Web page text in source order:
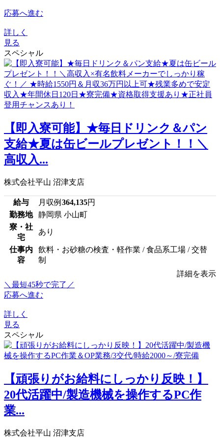
応募へ進む
詳しく
見る
スペシャル
【即入寮可能】★毎日ドリンク＆パン
支給★夏は缶ビールプレゼント！！＼
高収入...
株式会社平山 沼津支店
給与 月収例 364,135円
勤務地
静岡県 小山町
寮・社
宅
あり
仕事内
容
飲料・お砂糖の検査・軽作業 / 食品系工場 / 交替
制
詳細を表示
＼最短45秒で完了／
応募へ進む
詳しく
見る
スペシャル
【頑張りがお給料にしっかり反映！】
20代活躍中/製造機械を操作するPC作
業...
株式会社平山 沼津支店